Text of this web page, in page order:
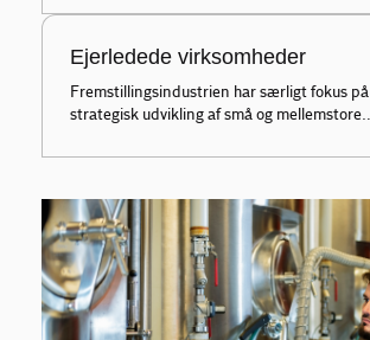
leverandører og andre interessenter.
Ejerledede virksomheder
Fremstillingsindustrien har særligt fokus på
strategisk udvikling af små og mellemstore